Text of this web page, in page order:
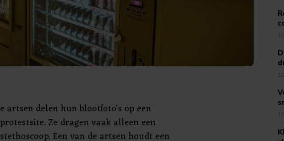
e artsen delen hun blootfoto's op een
protestsite. Ze dragen vaak alleen een
stethoscoop. Een van de artsen houdt een